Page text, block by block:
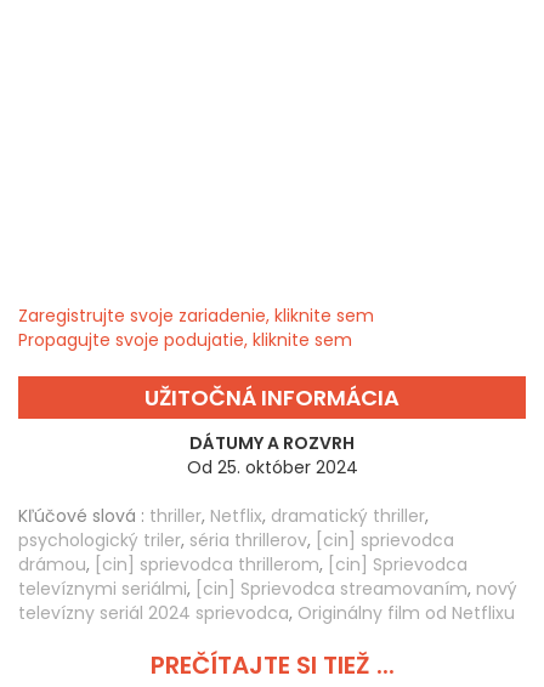
Zaregistrujte svoje zariadenie, kliknite sem
Propagujte svoje podujatie, kliknite sem
UŽITOČNÁ INFORMÁCIA
DÁTUMY A ROZVRH
Od 25. október 2024
Kľúčové slová : thriller, Netflix, dramatický thriller,
psychologický triler, séria thrillerov, [cin] sprievodca
drámou, [cin] sprievodca thrillerom, [cin] Sprievodca
televíznymi seriálmi, [cin] Sprievodca streamovaním, nový
televízny seriál 2024 sprievodca, Originálny film od Netflixu
PREČÍTAJTE SI TIEŽ ...